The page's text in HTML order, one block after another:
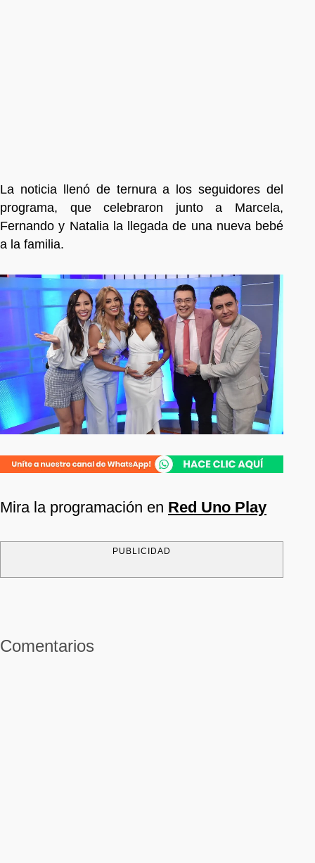
La noticia llenó de ternura a los seguidores del
programa, que celebraron junto a Marcela,
Fernando y Natalia la llegada de una nueva bebé
a la familia.
Mira la programación en Red Uno Play
PUBLICIDAD
Comentarios